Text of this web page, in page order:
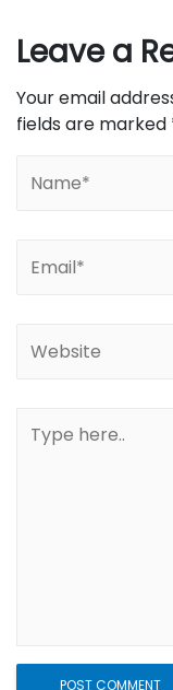
Leave a
Your email
fields are marked